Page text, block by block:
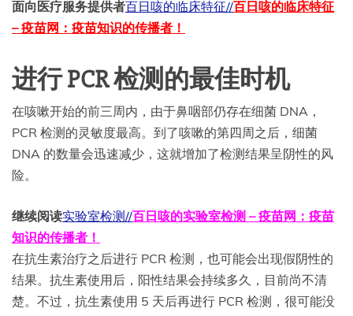
面向医疗服务提供者百日咳的临床特征//百日咳的临床特征
– 疫苗网：疫苗知识的传播者！
进行 PCR 检测的最佳时机
在咳嗽开始的前三周内，由于鼻咽部仍存在细菌 DNA，
PCR 检测的灵敏度最高。到了咳嗽的第四周之后，细菌
DNA 的数量会迅速减少，这就增加了检测结果呈阴性的风
险。
继续阅读实验室检测//百日咳的实验室检测 – 疫苗网：疫苗
知识的传播者！
在抗生素治疗之后进行 PCR 检测，也可能会出现假阴性的
结果。抗生素使用后，阳性结果会持续多久，目前尚不清
楚。不过，抗生素使用 5 天后再进行 PCR 检测，很可能没